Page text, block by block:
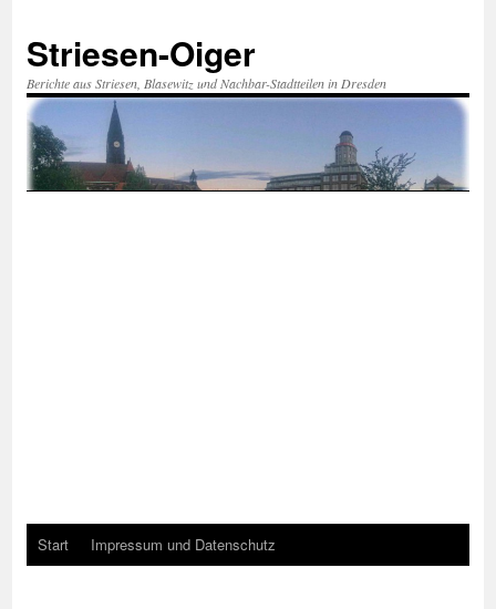
springen
Striesen-Oiger
Berichte aus Striesen, Blasewitz und Nachbar-Stadtteilen in Dresden
Start Impressum und Datenschutz